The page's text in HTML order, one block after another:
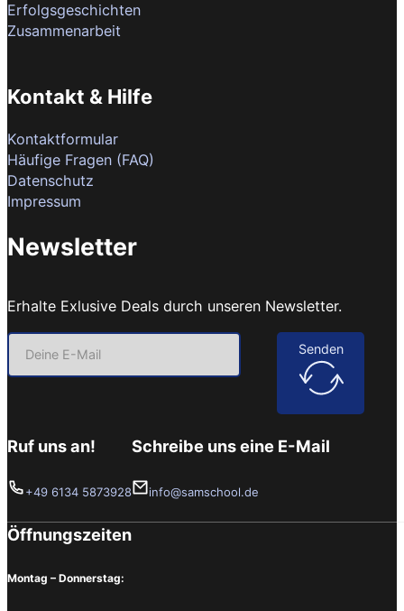
Erfolgsgeschichten
Zusammenarbeit
Kontakt & Hilfe
Kontaktformular
Häufige Fragen (FAQ)
Datenschutz
Impressum
Newsletter
Erhalte Exlusive Deals durch unseren Newsletter.
Senden
Ruf uns an!
+49 6134 5873928
Schreibe uns eine E-Mail
info@samschool.de
Öffnungszeiten
Montag – Donnerstag: